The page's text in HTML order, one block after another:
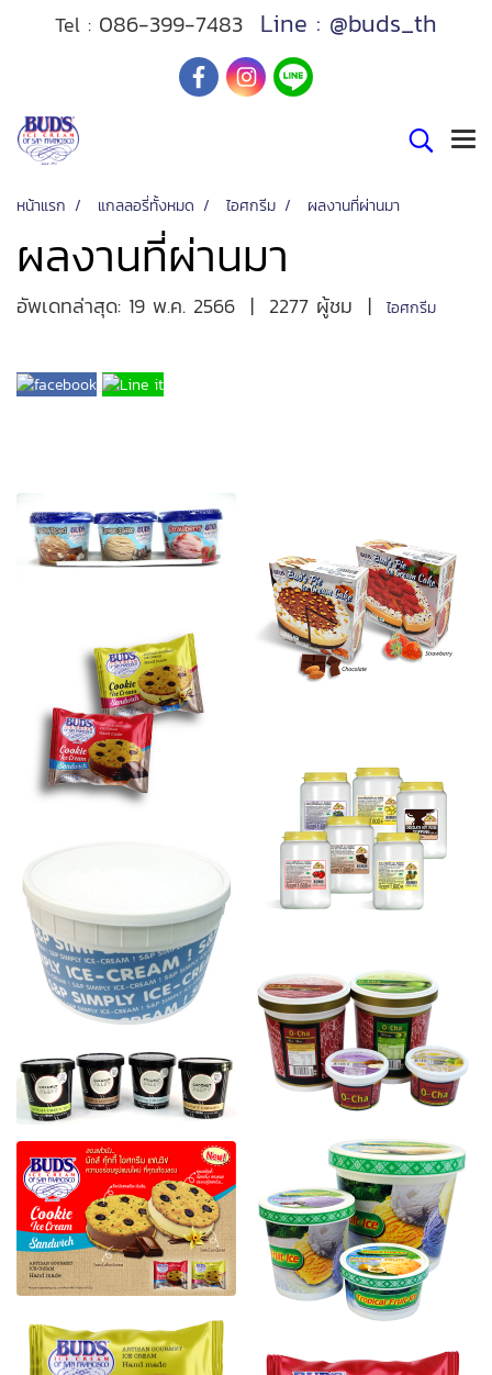
Tel : 086-399-7483 Line : @buds_th
หน้าแรก แกลลอรี่ทั้งหมด ไอศกรีม ผลงานที่ผ่านมา
ผลงานที่ผ่านมา
อัพเดทล่าสุด: 19 พ.ค. 2566 | 2277 ผู้ชม | ไอศกรีม